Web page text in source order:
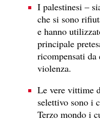
I palestinesi –
che si sono
e hanno
principale
ricompensati da
violenza.
Le vere vittime
selettivo sono i
Terzo mondo i